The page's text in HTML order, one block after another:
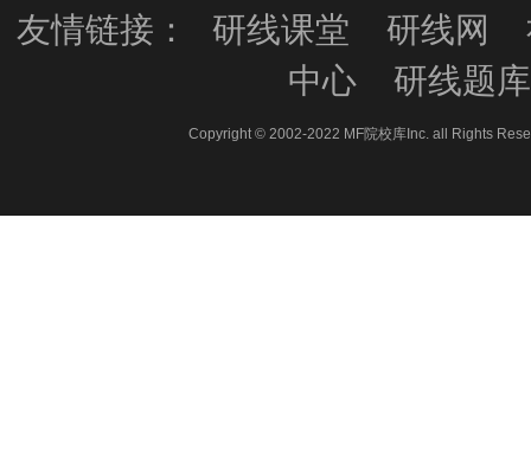
友情链接： 研线课堂 研线网
中心
研线题库
Copyright © 2002-2022 MF院校库Inc. all Rights